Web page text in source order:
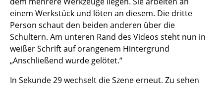
einem Werkstück und löten an diesem. Die dritte
Person schaut den beiden anderen über die
Schultern. Am unteren Rand des Videos steht nun in
weißer Schrift auf orangenem Hintergrund
„Anschließend wurde gelötet.“
In Sekunde 29 wechselt die Szene erneut. Zu sehen